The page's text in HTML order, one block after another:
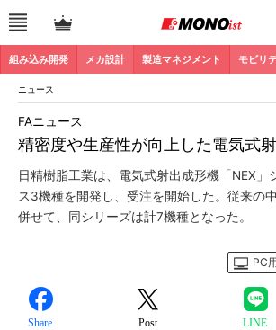
組み込み開発 メカ設計 製造マネジメント モビリ
ニュース
精密度や生産性が向上した電気式
FAニュース
日精樹脂工業は、電気式射出成形機「NEX」
ス3機種を開発し、受注を開始した。従来の
併せて、同シリーズは計7機種となった。
PC
Share Post LINE